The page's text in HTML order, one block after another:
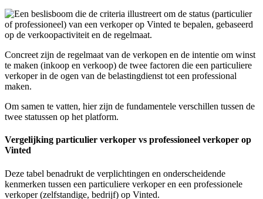
Concreet zijn de regelmaat van de verkopen en de intentie om winst
te maken (inkoop en verkoop) de twee factoren die een particuliere
verkoper in de ogen van de belastingdienst tot een professional
maken.
Om samen te vatten, hier zijn de fundamentele verschillen tussen de
twee statussen op het platform.
Vergelijking particulier verkoper vs professioneel verkoper op
Vinted
Deze tabel benadrukt de verplichtingen en onderscheidende
kenmerken tussen een particuliere verkoper en een professionele
verkoper (zelfstandige, bedrijf) op Vinted.